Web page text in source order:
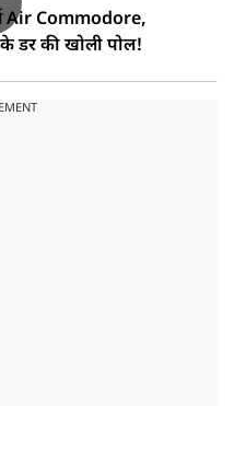
Air Commodore,
डर की खोली पोल!